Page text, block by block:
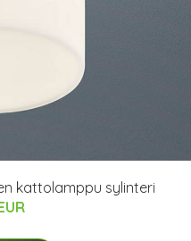
kattolamppu sylinteri